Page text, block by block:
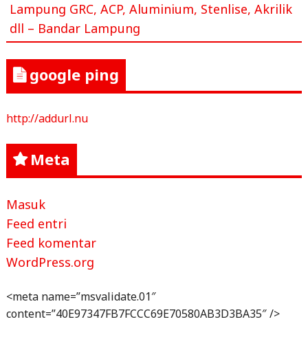
Lampung GRC, ACP, Aluminium, Stenlise, Akrilik
dll – Bandar Lampung
google ping
http://addurl.nu
Meta
Masuk
Feed entri
Feed komentar
WordPress.org
<meta name=”msvalidate.01″
content=”40E97347FB7FCCC69E70580AB3D3BA35″ />